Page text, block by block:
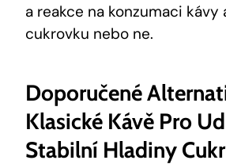
a reakce na konzumaci kávy
cukrovku nebo ne.
Doporučené
Klasické Kávě Pro
Stabilní Hladiny